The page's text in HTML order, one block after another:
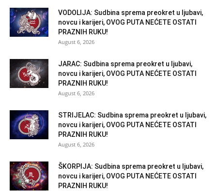
VODOLIJA: Sudbina sprema preokret u ljubavi,
novcu i karijeri, OVOG PUTA NEĆETE OSTATI
PRAZNIH RUKU!
August 6, 2026
JARAC: Sudbina sprema preokret u ljubavi,
novcu i karijeri, OVOG PUTA NEĆETE OSTATI
PRAZNIH RUKU!
August 6, 2026
STRIJELAC: Sudbina sprema preokret u ljubavi,
novcu i karijeri, OVOG PUTA NEĆETE OSTATI
PRAZNIH RUKU!
August 6, 2026
ŠKORPIJA: Sudbina sprema preokret u ljubavi,
novcu i karijeri, OVOG PUTA NEĆETE OSTATI
PRAZNIH RUKU!